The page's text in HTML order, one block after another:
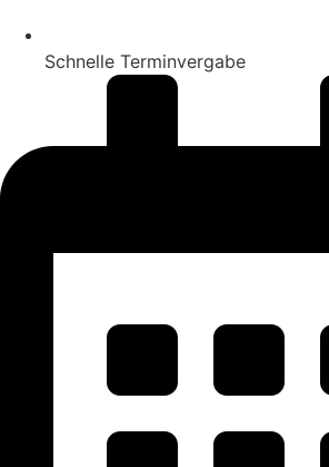
Schnelle Terminvergabe